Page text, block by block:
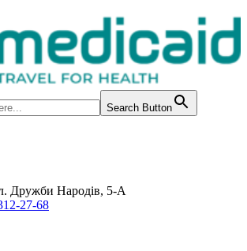
Search Button
Дружби Народів, 5-А
27-68